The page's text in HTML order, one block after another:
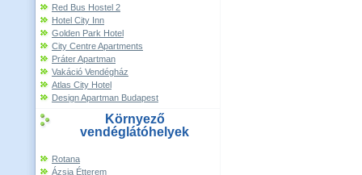
Red Bus Hostel 2
Hotel City Inn
Golden Park Hotel
City Centre Apartments
Práter Apartman
Vakáció Vendégház
Atlas City Hotel
Design Apartman Budapest
Környező
vendéglátóhelyek
Rotana
Ázsia Étterem